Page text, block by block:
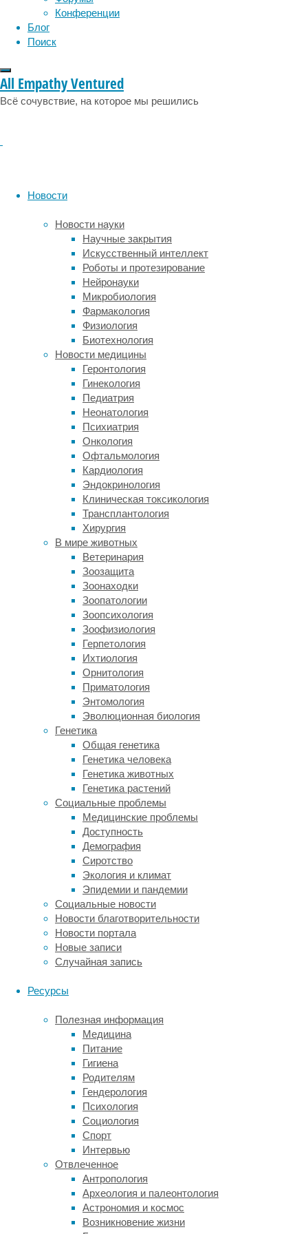
Конференции
Блог
Поиск
All Empathy Ventured
Всё сочувствие, на которое мы решились
Новости
Новости науки
Научные закрытия
Искусственный интеллект
Роботы и протезирование
Нейронауки
Микробиология
Фармакология
Физиология
Биотехнология
Новости медицины
Геронтология
Гинекология
Педиатрия
Неонатология
Психиатрия
Онкология
Офтальмология
Кардиология
Эндокринология
Клиническая токсикология
Трансплантология
Хирургия
В мире животных
Ветеринария
Зоозащита
Зоонаходки
Зоопатологии
Зоопсихология
Зоофизиология
Герпетология
Ихтиология
Орнитология
Приматология
Энтомология
Эволюционная биология
Генетика
Общая генетика
Генетика человека
Генетика животных
Генетика растений
Социальные проблемы
Медицинские проблемы
Доступность
Демография
Сиротство
Экология и климат
Эпидемии и пандемии
Социальные новости
Новости благотворительности
Новости портала
Новые записи
Случайная запись
Ресурсы
Полезная информация
Медицина
Питание
Гигиена
Родителям
Гендерология
Психология
Социология
Спорт
Интервью
Отвлеченное
Антропология
Археология и палеонтология
Астрономия и космос
Возникновение жизни
инвазивные
виды
мере
одной
из
лидирующим
в
этом
процессе.
Инвазивные
(также
употребляется
термин
«инвазионные»)
виды
попадают
экосистемы
результате
деятельности
человека:
может
происходить
случайно,
например,
с
балластными
водами
судов
(благодаря
которым
гребневик
обосновался
Черном
море)
деревянными
ящиками
грузов
распространились
азиатский
усач
ясеневая
изумрудная
узкотелая
златка),
так
и
намеренно,
как,
например,
было
мозамбикской
тиляпией
Oreochromis
mossambicus
популярным
аквакультуре
видом
рыб,
борщевиком
Сосновского.
Очень
часто
эмоции